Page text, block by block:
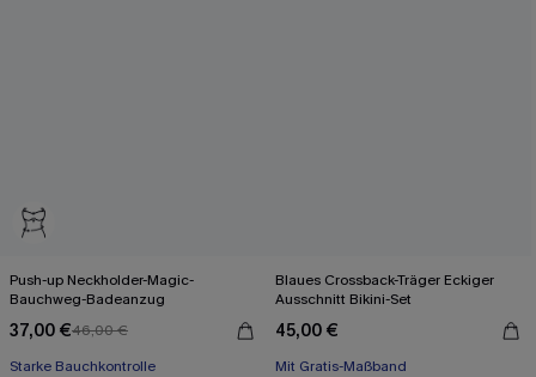
Push-up Neckholder-Magic-
Bauchweg-Badeanzug
37,00 €46,00 €
Starke Bauchkontrolle
Blaues Crossback-Träger Eckiger
Ausschnitt Bikini-Set
45,00 €
Mit Gratis-Maßband